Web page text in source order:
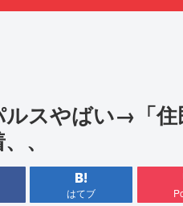
ルスやばい→「
、
はてブ